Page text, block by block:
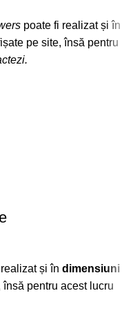
poate fi realizat și în
pe site, însă pentru
.
și în dimensiuni
pentru acest lucru